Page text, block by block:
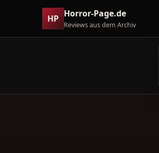
HP Horror-Page.de
Reviews aus dem Archiv